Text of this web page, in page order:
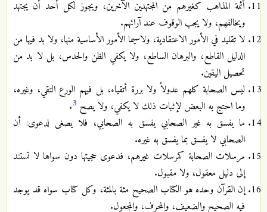
أئمة المذاهب كغيرهم من المجتهدين الآخرين، ويجوز لكل أحد أن يجتهد
ويخالفهم، ولا يجب الوقوف عند آرائهم.
لا تقليد في الأمور الاعتقادية، ولاسيما الأمور الأساسية منها، ولا بد فيها من
الدليل القاطع، والبرهان الساطع، ولا يكفي الظن والحدس، بل لا بد من
تحصيل اليقين.
ليس الصحابة كلهم عدولاً ولا بررة أتقياء، بل فيهم الورع التقي، وغيره،
وما احتج به البعض لإثبات ذلك لا يكفي، ولا يصح 3
.
ما يفسق به غير الصحابي يفسق به الصحابي، فلا يصغى لدعوى: أن
الصحابي لا يفسق بما يفسق به غيره.
مرسلات الصحابة كمرسلات غيرهم، فدعوى حجيتها دون سواها لا تستند
إلى دليل معقول، ولا مقبول.
إن القرآن وحده هو الكتاب الصحيح مئة بالمئة، وكل كتاب سواه قد يوجد
فيه الصحيح والضعيف، والمحرف، والمجعول.